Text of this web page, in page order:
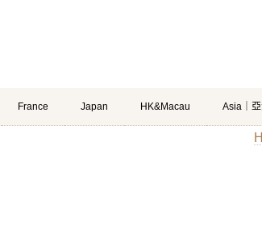
France Japan HK&Macau Asia｜亞